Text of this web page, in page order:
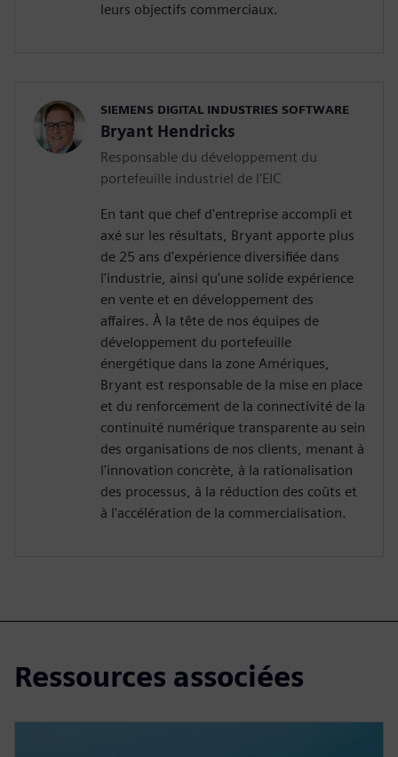
leurs objectifs commerciaux.
SIEMENS DIGITAL INDUSTRIES SOFTWARE
Bryant Hendricks
Responsable du développement du
portefeuille industriel de l'EIC
En tant que chef d'entreprise accompli et
axé sur les résultats, Bryant apporte plus
de 25 ans d'expérience diversifiée dans
l'industrie, ainsi qu'une solide expérience
en vente et en développement des
affaires. À la tête de nos équipes de
développement du portefeuille
énergétique dans la zone Amériques,
Bryant est responsable de la mise en place
et du renforcement de la connectivité de la
continuité numérique transparente au sein
des organisations de nos clients, menant à
l'innovation concrète, à la rationalisation
des processus, à la réduction des coûts et
à l'accélération de la commercialisation.
Ressources associées